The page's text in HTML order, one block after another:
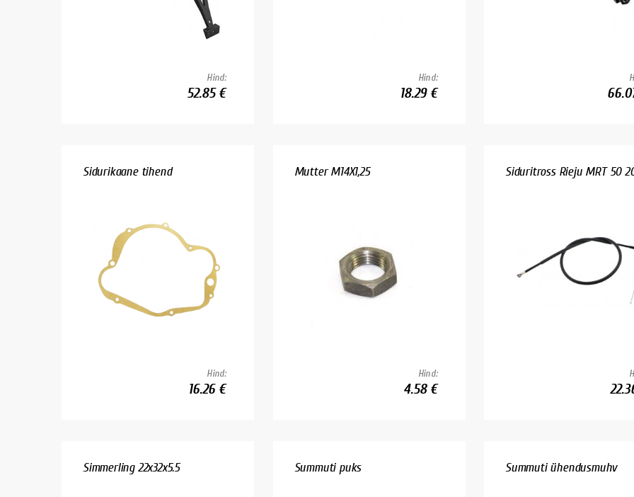
Hind:
52.85 €
Hind:
18.29 €
Sidurikaane tihend
Hind:
16.26 €
Mutter M14X1,25
Hind:
4.58 €
Siduritross Rieju MRT 50
Simmerling 22x32x5.5 Summuti puks Summuti ühendusmuhv